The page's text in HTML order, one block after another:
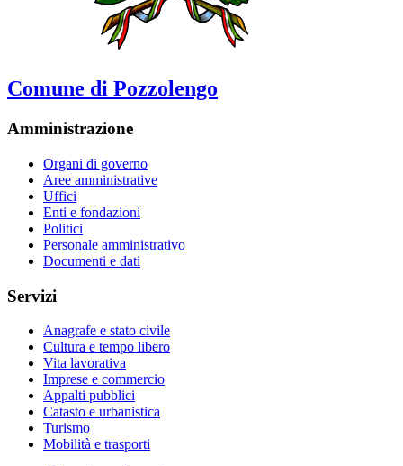
Comune di Pozzolengo
Amministrazione
Organi di governo
Aree amministrative
Uffici
Enti e fondazioni
Politici
Personale amministrativo
Documenti e dati
Servizi
Anagrafe e stato civile
Cultura e tempo libero
Vita lavorativa
Imprese e commercio
Appalti pubblici
Catasto e urbanistica
Turismo
Mobilità e trasporti